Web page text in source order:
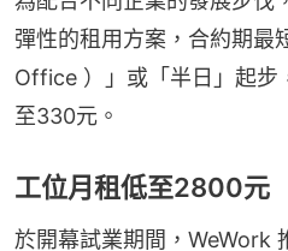
彈性的租用方案，合約期最
Office ）」或「半日」起步
至330元。
工位月租低至2800元
於開幕試業期間，WeWork